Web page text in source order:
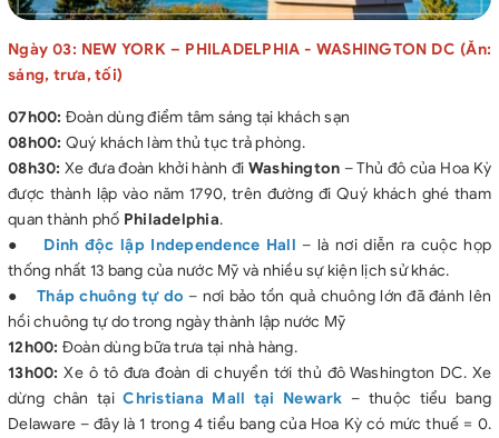
Ngày 03: NEW YORK – PHILADELPHIA - WASHINGTON DC (Ăn:
sáng, trưa, tối)
07h00: Đoàn dùng điểm tâm sáng tại khách sạn
08h00: Quý khách làm thủ tục trả phòng.
08h30:Xe đưa đoàn khởi hành đi Washington – Thủ đô của Hoa Kỳ
được thành lập vào năm 1790, trên đường đi Quý khách ghé tham
quan thành phố Philadelphia.
● Dinh độc lập Independence Hall – là nơi diễn ra cuộc họp
thống nhất 13 bang của nước Mỹ và nhiều sự kiện lịch sử khác.
●Tháp chuông tự do – nơi bảo tồn quả chuông lớn đã đánh lên
hồi chuông tự do trong ngày thành lập nước Mỹ
12h00: Đoàn dùng bữa trưa tại nhà hàng.
13h00: Xe ô tô đưa đoàn di chuyển tới thủ đô Washington DC. Xe
dừng chân tạiChristiana Mall tại Newark – thuộc tiểu bang
Delaware – đây là 1 trong 4 tiểu bang của Hoa Kỳ có mức thuế = 0.